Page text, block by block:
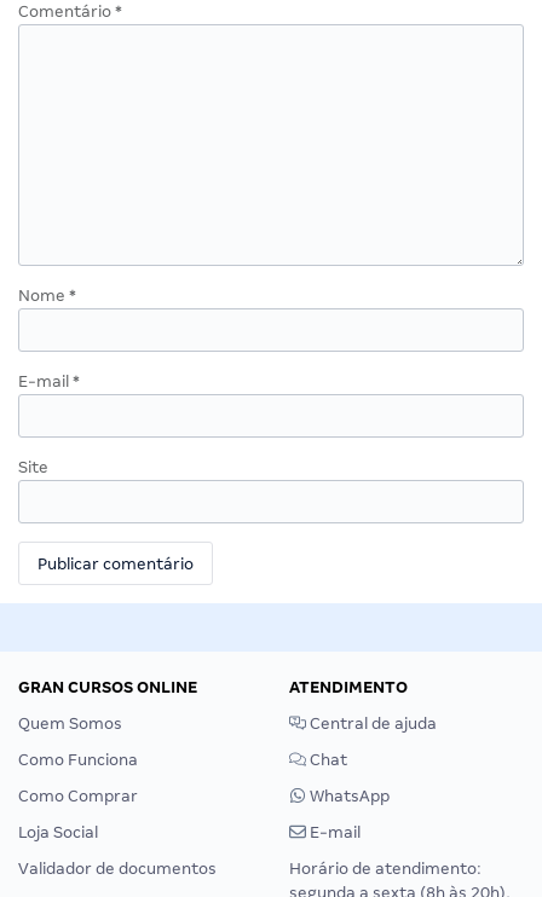
Comentário *
Nome *
E-mail *
Site
GRAN CURSOS ONLINE
Quem Somos
Como Funciona
Como Comprar
Loja Social
Validador de documentos
ATENDIMENTO
Central de ajuda
Chat
WhatsApp
E-mail
Horário de atendimento:
segunda a sexta (8h às 20h),